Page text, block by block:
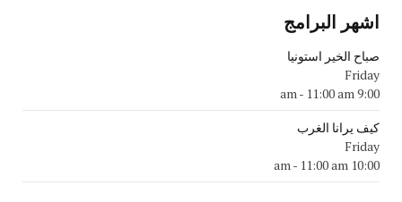
اشهر البرامج
صباح الخير استونيا
Friday
9:00 am
- 11:00 am
كيف يرانا الغرب
Friday
10:00 am
- 11:00 am